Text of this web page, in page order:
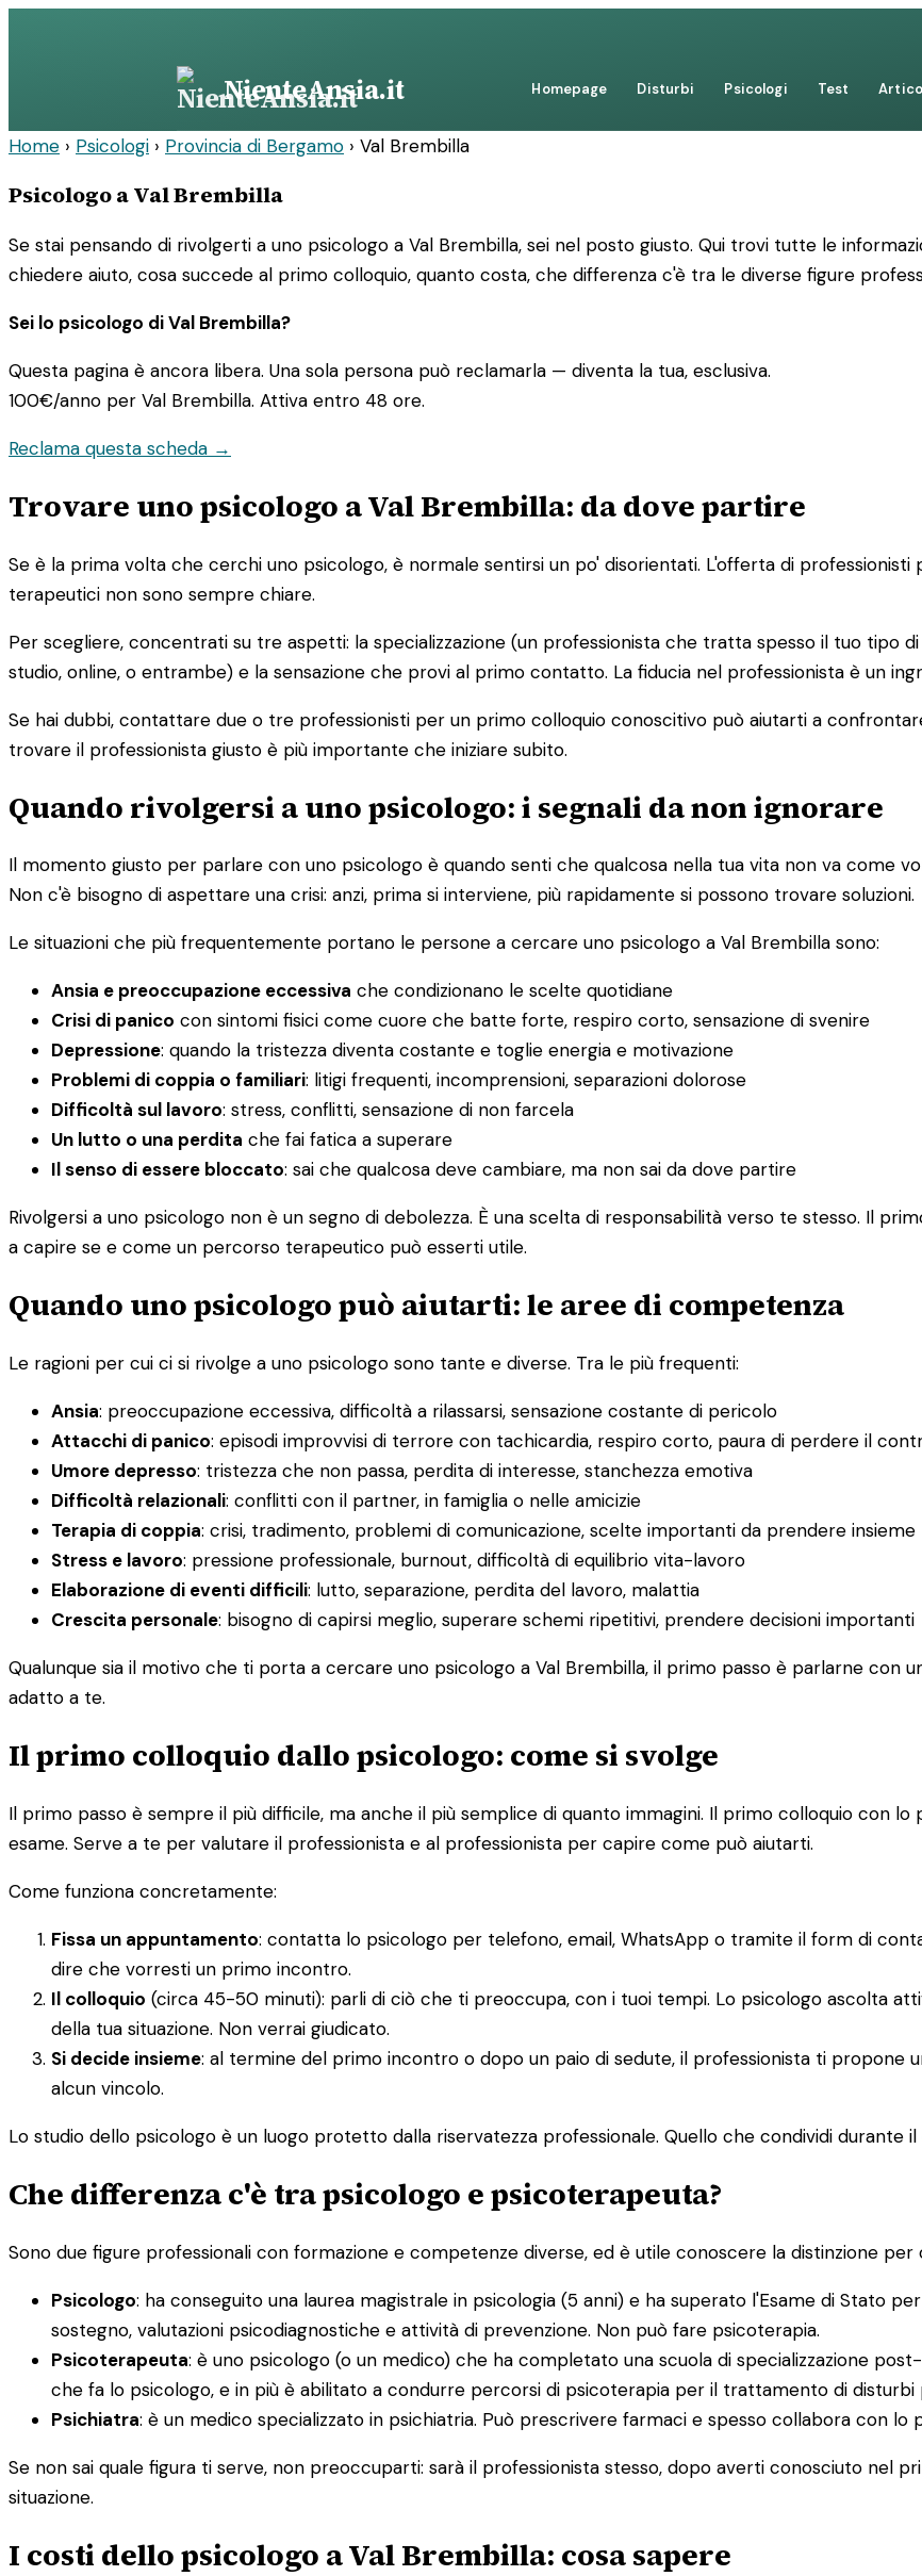
NienteAnsia.it Homepage Disturbi Psicologi Test
Home › Psicologi › Provincia di Bergamo › Val Brembilla
Psicologo a Val Brembilla
Se stai pensando di rivolgerti a uno psicologo a Val Brembilla, sei nel posto giusto. Qui trovi tutte le
chiedere aiuto, cosa succede al primo colloquio, quanto costa, che differenza c'è tra le diverse figure
Sei lo psicologo di Val Brembilla?
Questa pagina è ancora libera. Una sola persona può reclamarla — diventa la tua, esclusiva.
100€/anno per Val Brembilla. Attiva entro 48 ore.
Reclama questa scheda →
Trovare uno psicologo a Val Brembilla: da dove partire
Se è la prima volta che cerchi uno psicologo, è normale sentirsi un po' disorientati. L'offerta di
terapeutici non sono sempre chiare.
Per scegliere, concentrati su tre aspetti: la specializzazione (un professionista che tratta spesso il tuo tipo
studio, online, o entrambe) e la sensazione che provi al primo contatto. La fiducia nel professionista è un
Se hai dubbi, contattare due o tre professionisti per un primo colloquio conoscitivo può aiutarti a
trovare il professionista giusto è più importante che iniziare subito.
Quando rivolgersi a uno psicologo: i segnali da non ignorare
Il momento giusto per parlare con uno psicologo è quando senti che qualcosa nella tua vita non va come
Non c'è bisogno di aspettare una crisi: anzi, prima si interviene, più rapidamente si possono trovare soluzioni.
Le situazioni che più frequentemente portano le persone a cercare uno psicologo a Val Brembilla sono:
Ansia e preoccupazione eccessiva che condizionano le scelte quotidiane
Crisi di panico con sintomi fisici come cuore che batte forte, respiro corto, sensazione di svenire
Depressione: quando la tristezza diventa costante e toglie energia e motivazione
Problemi di coppia o familiari: litigi frequenti, incomprensioni, separazioni dolorose
Difficoltà sul lavoro: stress, conflitti, sensazione di non farcela
Un lutto o una perdita che fai fatica a superare
Il senso di essere bloccato: sai che qualcosa deve cambiare, ma non sai da dove partire
Rivolgersi a uno psicologo non è un segno di debolezza. È una scelta di responsabilità verso te stesso. Il
a capire se e come un percorso terapeutico può esserti utile.
Quando uno psicologo può aiutarti: le aree di competenza
Le ragioni per cui ci si rivolge a uno psicologo sono tante e diverse. Tra le più frequenti:
Ansia: preoccupazione eccessiva, difficoltà a rilassarsi, sensazione costante di pericolo
Attacchi di panico: episodi improvvisi di terrore con tachicardia, respiro corto, paura di perdere il
Umore depresso: tristezza che non passa, perdita di interesse, stanchezza emotiva
Difficoltà relazionali: conflitti con il partner, in famiglia o nelle amicizie
Terapia di coppia: crisi, tradimento, problemi di comunicazione, scelte importanti da prendere insieme
Stress e lavoro: pressione professionale, burnout, difficoltà di equilibrio vita-lavoro
Elaborazione di eventi difficili: lutto, separazione, perdita del lavoro, malattia
Crescita personale: bisogno di capirsi meglio, superare schemi ripetitivi, prendere decisioni importanti
Qualunque sia il motivo che ti porta a cercare uno psicologo a Val Brembilla, il primo passo è parlarne con
adatto a te.
Il primo colloquio dallo psicologo: come si svolge
Il primo passo è sempre il più difficile, ma anche il più semplice di quanto immagini. Il primo colloquio con
esame. Serve a te per valutare il professionista e al professionista per capire come può aiutarti.
Come funziona concretamente:
Fissa un appuntamento: contatta lo psicologo per telefono, email, WhatsApp o tramite il form di
dire che vorresti un primo incontro.
Il colloquio (circa 45-50 minuti): parli di ciò che ti preoccupa, con i tuoi tempi. Lo psicologo ascolta
della tua situazione. Non verrai giudicato.
Si decide insieme: al termine del primo incontro o dopo un paio di sedute, il professionista ti propone
alcun vincolo.
Lo studio dello psicologo è un luogo protetto dalla riservatezza professionale. Quello che condividi durante
Che differenza c'è tra psicologo e psicoterapeuta?
Sono due figure professionali con formazione e competenze diverse, ed è utile conoscere la distinzione per
Psicologo: ha conseguito una laurea magistrale in psicologia (5 anni) e ha superato l'Esame di Stato
sostegno, valutazioni psicodiagnostiche e attività di prevenzione. Non può fare psicoterapia.
Psicoterapeuta: è uno psicologo (o un medico) che ha completato una scuola di specializzazione
che fa lo psicologo, e in più è abilitato a condurre percorsi di psicoterapia per il trattamento di disturbi
Psichiatra: è un medico specializzato in psichiatria. Può prescrivere farmaci e spesso collabora con
Se non sai quale figura ti serve, non preoccuparti: sarà il professionista stesso, dopo averti conosciuto nel
situazione.
I costi dello psicologo a Val Brembilla: cosa sapere